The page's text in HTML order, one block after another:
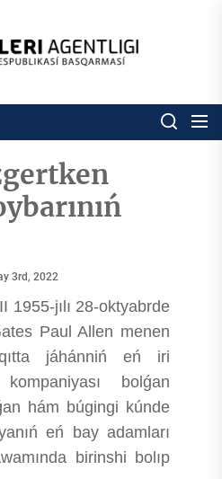
Respublikası
basqarması
isleri
3rd, 2022
1955-jılı 28-oktyabrde
Paul Allen menen
jáhánniń eń iri
bolǵan
hám búgingi kúnde
eń bay adamları
birinshi bolıp